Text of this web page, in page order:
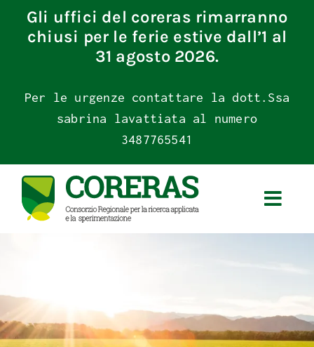
content
Gli uffici del coreras rimarranno
chiusi per le ferie estive dall’1 al
31 agosto 2026.
Per le urgenze contattare la dott.Ssa
sabrina lavattiata al numero
3487765541